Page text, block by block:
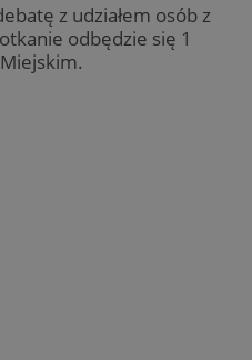
z udziałem osób z
odbędzie się 1